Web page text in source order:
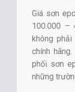
Giá sơn
100.000 –
không
chính
phối sơn
những